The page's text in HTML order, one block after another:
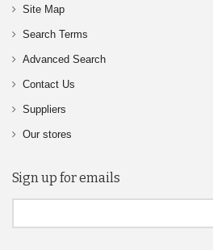
Site Map
Search Terms
Advanced Search
Contact Us
Suppliers
Our stores
Sign up for emails